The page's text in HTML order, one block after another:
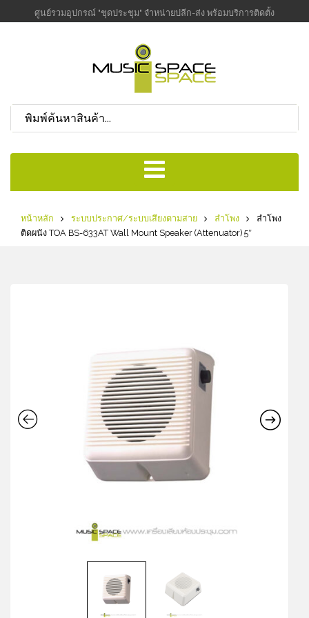
ศูนย์รวมอุปกรณ์ "ชุดประชุม" จำหน่ายปลีก-ส่ง พร้อมบริการติดตั้ง
หน้าหลัก ระบบประกาศ/ระบบเสียงตามสาย ลำโพง
ลำโพง
ติดผนัง TOA BS-633AT Wall Mount Speaker (Attenuator) 5″